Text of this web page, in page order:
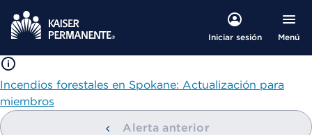
Iniciar sesión Menú
Incendios forestales en Spokane: Actualización para
miembros
Alerta anterior